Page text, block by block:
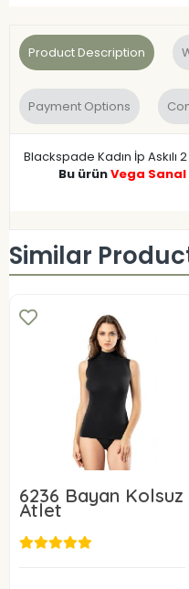
Product Description
Payment Options
Blackspade Kadın İp Askılı 2
Bu ürünVega
Similar
6236 Bayan Kolsuz
Atlet
8,80 USD